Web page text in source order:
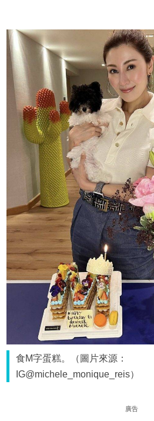
食M字蛋糕。（圖片來源：
IG@michele_monique_reis）
廣告